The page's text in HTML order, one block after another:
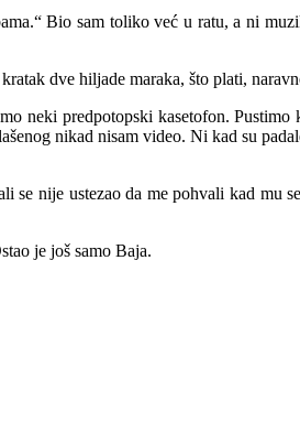
Bio sam toliko već u ratu, a ni
dve hiljade maraka, što plati,
neki predpotopski kasetofon.
nikad nisam video. Ni kad su
nije ustezao da me pohvali kad mu
je još samo Baja.